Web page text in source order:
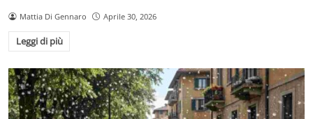
Mattia Di Gennaro Aprile 30, 2026
Leggi di più